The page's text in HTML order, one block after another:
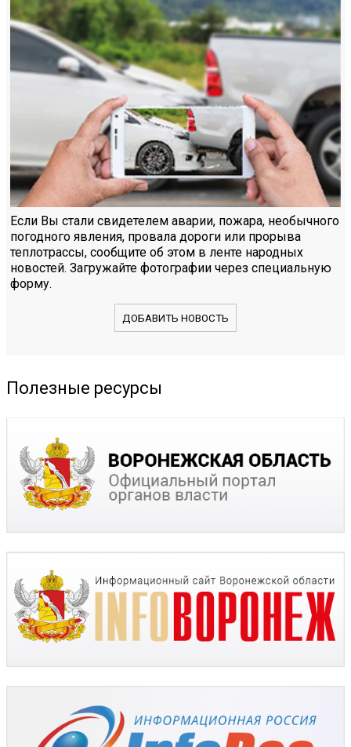
Если Вы стали свидетелем аварии, пожара, необычного
погодного явления, провала дороги или прорыва
теплотрассы, сообщите об этом в ленте народных
новостей. Загружайте фотографии через специальную
форму.
ДОБАВИТЬ НОВОСТЬ
Полезные ресурсы